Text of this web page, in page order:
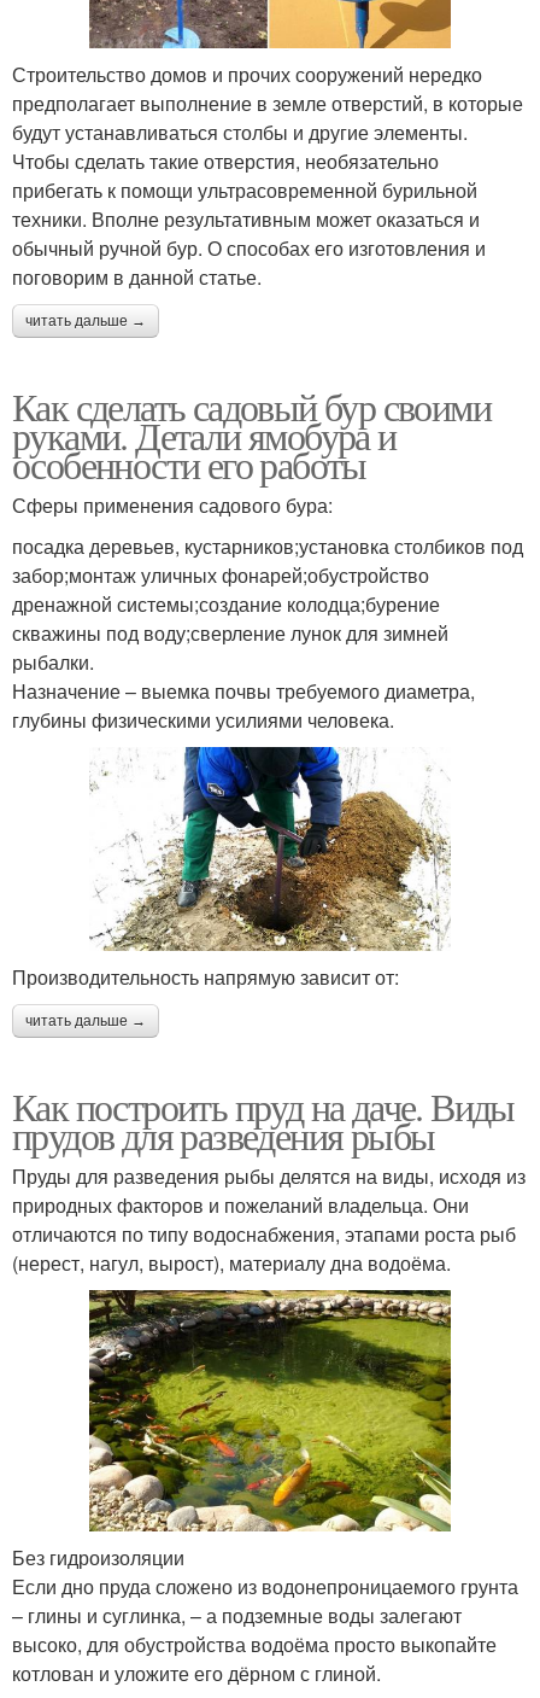
Строительство домов и прочих сооружений нередко
предполагает выполнение в земле отверстий, в которые
будут устанавливаться столбы и другие элементы.
Чтобы сделать такие отверстия, необязательно
прибегать к помощи ультрасовременной бурильной
техники. Вполне результативным может оказаться и
обычный ручной бур. О способах его изготовления и
поговорим в данной статье.
читать дальше →
Как сделать садовый бур своими
руками. Детали ямобура и
особенности его работы
Сферы применения садового бура:
посадка деревьев, кустарников;установка столбиков под
забор;монтаж уличных фонарей;обустройство
дренажной системы;создание колодца;бурение
скважины под воду;сверление лунок для зимней
рыбалки.
Назначение – выемка почвы требуемого диаметра,
глубины физическими усилиями человека.
Производительность напрямую зависит от:
читать дальше →
Как построить пруд на даче. Виды
прудов для разведения рыбы
Пруды для разведения рыбы делятся на виды, исходя из
природных факторов и пожеланий владельца. Они
отличаются по типу водоснабжения, этапами роста рыб
(нерест, нагул, вырост), материалу дна водоёма.
Без гидроизоляции
Если дно пруда сложено из водонепроницаемого грунта
– глины и суглинка, – а подземные воды залегают
высоко, для обустройства водоёма просто выкопайте
котлован и уложите его дёрном с глиной.